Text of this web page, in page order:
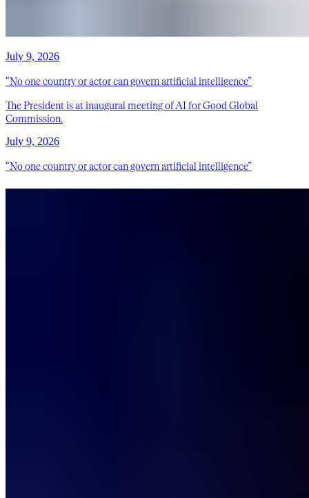
July 9, 2026
“No one country or actor can govern artificial intelligence”
The President is at inaugural meeting of AI for Good Global
Commission.
July 9, 2026
“No one country or actor can govern artificial intelligence”